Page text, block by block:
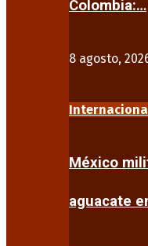
Colombia:…
8 agosto,
México
aguacate